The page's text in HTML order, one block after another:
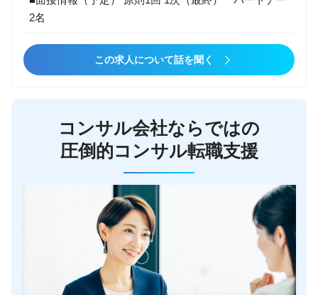
2名
この求人について話を聞く
コンサル会社ならではの
圧倒的コンサル転職支援